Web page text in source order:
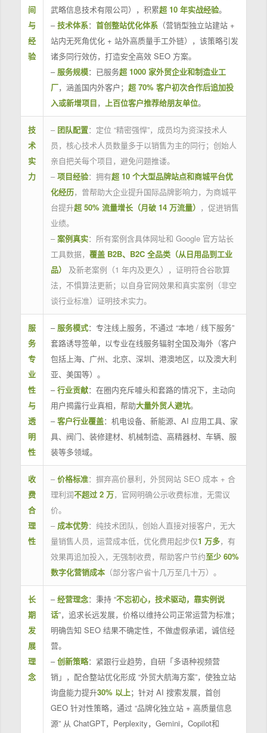
间
与
经
验
武略信息技术有限公司），积累超 10 年实战经验。
–技术体系： 首创整站优化体系（营销型独立站建站 +
站内无死角优化 + 站外高质量手工外链），该策略引发
诸多同行效仿，打造安全高效 SEO 方案。
– 服务规模：已服务超 1000 家外贸企业和制造业工
厂，涵盖国内外客户； 超 70% 客户初次合作后追加投
入或新增项目， 上百位客户推荐给朋友单位。
技
术
实
力
– 团队配置：定位 “精密强悍”，成员均为资深技术人
员，核心技术人员数量多于以销售为主的同行；创始人
亲自把关每个项目，避免问题推诿。
– 项目经验：拥有超 10 个大型品牌站点和商城平台优
化经历，曾帮助大企业提升国际品牌影响力，为商城平
台提升超 50% 流量增长（月破 14 万流量） ，促进销售
业绩。
– 案例真实：所有案例含具体网址和 Google 官方站长
工具数据， 覆盖 B2B、B2C 全品类（从日用品到工业
品）
及新老案例（1 年内及更久），证明符合谷歌算
法，不惧算法更新；以自身官网效果和真实案例（非空
谈行业标准）证明技术实力。
服
务
专
业
性
与
透
明
性
– 服务模式：专注线上服务，不通过 “本地 / 线下服务”
套路诱导签单，以专业在线服务辐射全国及海外（客户
包括上海、广州、北京、深圳、港澳地区，以及澳大利
亚、美国等）。
–行业贡献：在圈内充斥噱头和套路的情况下，主动向
用户揭露行业真相，帮助大量外贸人避坑。
–客户行业覆盖：机电设备、新能源、AI 应用工具、家
具、阀门、装修建材、机械制造、高精器材、车辆、服
装等多领域。
收
费
合
理
性
– 价格标准：摒弃高价暴利，外贸网站 SEO 成本 + 合
理利润不超过 2 万，官网明确公示收费标准，无需议
价。
– 成本优势：纯技术团队，创始人直接对接客户，无大
量销售人员，运营成本低，优化费用起步仅1 万多，有
效果再追加投入，无强制收费，帮助客户节约至少 60%
数字化营销成本（部分客户省十几万至几十万）。
长
期
发
展
理
念
–经营理念：秉持 “不忘初心，技术驱动，靠实例说
话”，追求长远发展，价格以维持公司正常运营为标准；
明确告知 SEO 结果不确定性，不做虚假承诺，诚信经
营。
–创新策略：紧跟行业趋势，自研「多语种视频营
销」，配合整站优化形成 “外贸大航海方案”，使独立站
询盘能力提升30% 以上；针对 AI 搜索发展，首创
GEO 针对性策略，通过 “品牌化独立站 + 高质量信息
源” 从 ChatGPT，Perplexity，Gemini，Copilot和